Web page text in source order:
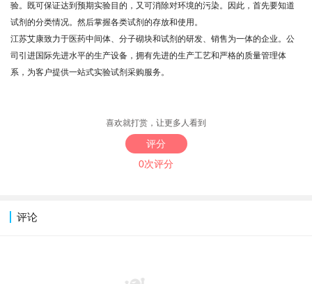
验。既可保证达到预期实验目的，又可消除对环境的污染。因此，首先要知道
试剂的分类情况。然后掌握各类试剂的存放和使用。
江苏艾康致力于医药中间体、分子砌块和试剂的研发、销售为一体的企业。公
司引进国际先进水平的生产设备，拥有先进的生产工艺和严格的质量管理体
系，为客户提供一站式实验试剂采购服务。
喜欢就打赏，让更多人看到
评分
0次评分
评论